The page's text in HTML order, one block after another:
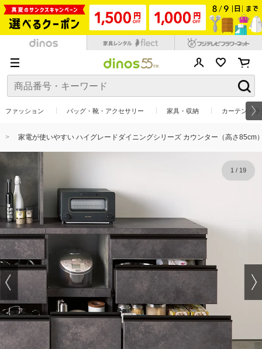
ファッション バッグ・靴・アクセサリー 家具・収納 カーテン・
家電が使いやすい ハイグレードダイニングシリーズ カウンター（高さ
1/ 19